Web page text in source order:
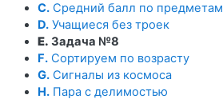
C. Средний балл по предметам
D. Учащиеся без троек
E. Задача №8
F. Сортируем по возрасту
G. Сигналы из космоса
H. Пара с делимостью